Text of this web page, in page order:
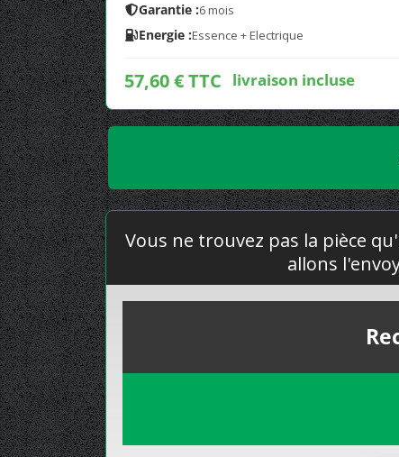
Garantie :6 mois
Energie :Essence + Electrique
57,60 € TTC livraison incluse
Vous ne trouvez pas la pièce
allons